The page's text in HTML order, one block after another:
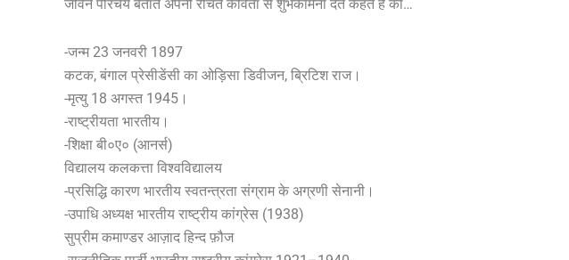
जीवन परिचय बताते अपनी रचित कविता से शुभकामना देते कहते है की…
-जन्म 23 जनवरी 1897
कटक, बंगाल प्रेसीडेंसी का ओड़िसा डिवीजन, ब्रिटिश राज।
-मृत्यु 18 अगस्त 1945।
-राष्ट्रीयता भारतीय।
-शिक्षा बी०ए० (आनर्स)
विद्यालय कलकत्ता विश्वविद्यालय
-प्रसिद्धि कारण भारतीय स्वतन्त्रता संग्राम के अग्रणी सेनानी।
-उपाधि अध्यक्ष भारतीय राष्ट्रीय कांग्रेस (1938)
सुप्रीम कमाण्डर आज़ाद हिन्द फ़ौज